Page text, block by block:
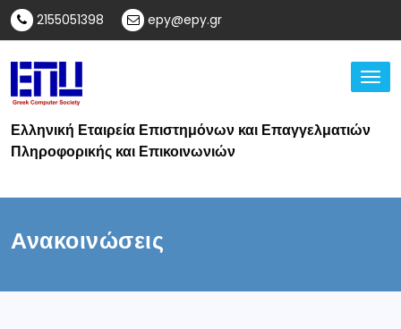
2155051398 epy@epy.gr
Ελληνική Εταιρεία Επιστημόνων και Επαγγελματιών
Πληροφορικής και Επικοινωνιών
Ανακοινώσεις